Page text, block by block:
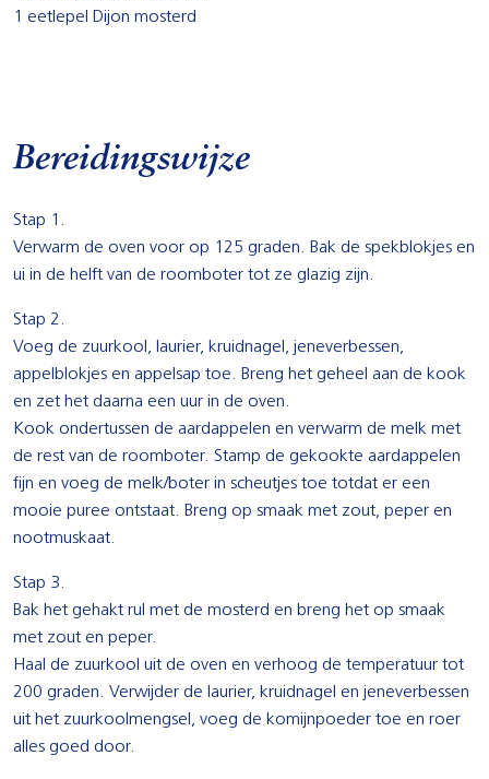
1 eetlepel Dijon mosterd
Bereidingswijze
Stap 1.
Verwarm de oven voor op 125 graden. Bak de spekblokjes en
ui in de helft van de roomboter tot ze glazig zijn.
Stap 2.
Voeg de zuurkool, laurier, kruidnagel, jeneverbessen,
appelblokjes en appelsap toe. Breng het geheel aan de kook
en zet het daarna een uur in de oven.
Kook ondertussen de aardappelen en verwarm de melk met
de rest van de roomboter. Stamp de gekookte aardappelen
fijn en voeg de melk/boter in scheutjes toe totdat er een
mooie puree ontstaat. Breng op smaak met zout, peper en
nootmuskaat.
Stap 3.
Bak het gehakt rul met de mosterd en breng het op smaak
met zout en peper.
Haal de zuurkool uit de oven en verhoog de temperatuur tot
200 graden. Verwijder de laurier, kruidnagel en jeneverbessen
uit het zuurkoolmengsel, voeg de komijnpoeder toe en roer
alles goed door.